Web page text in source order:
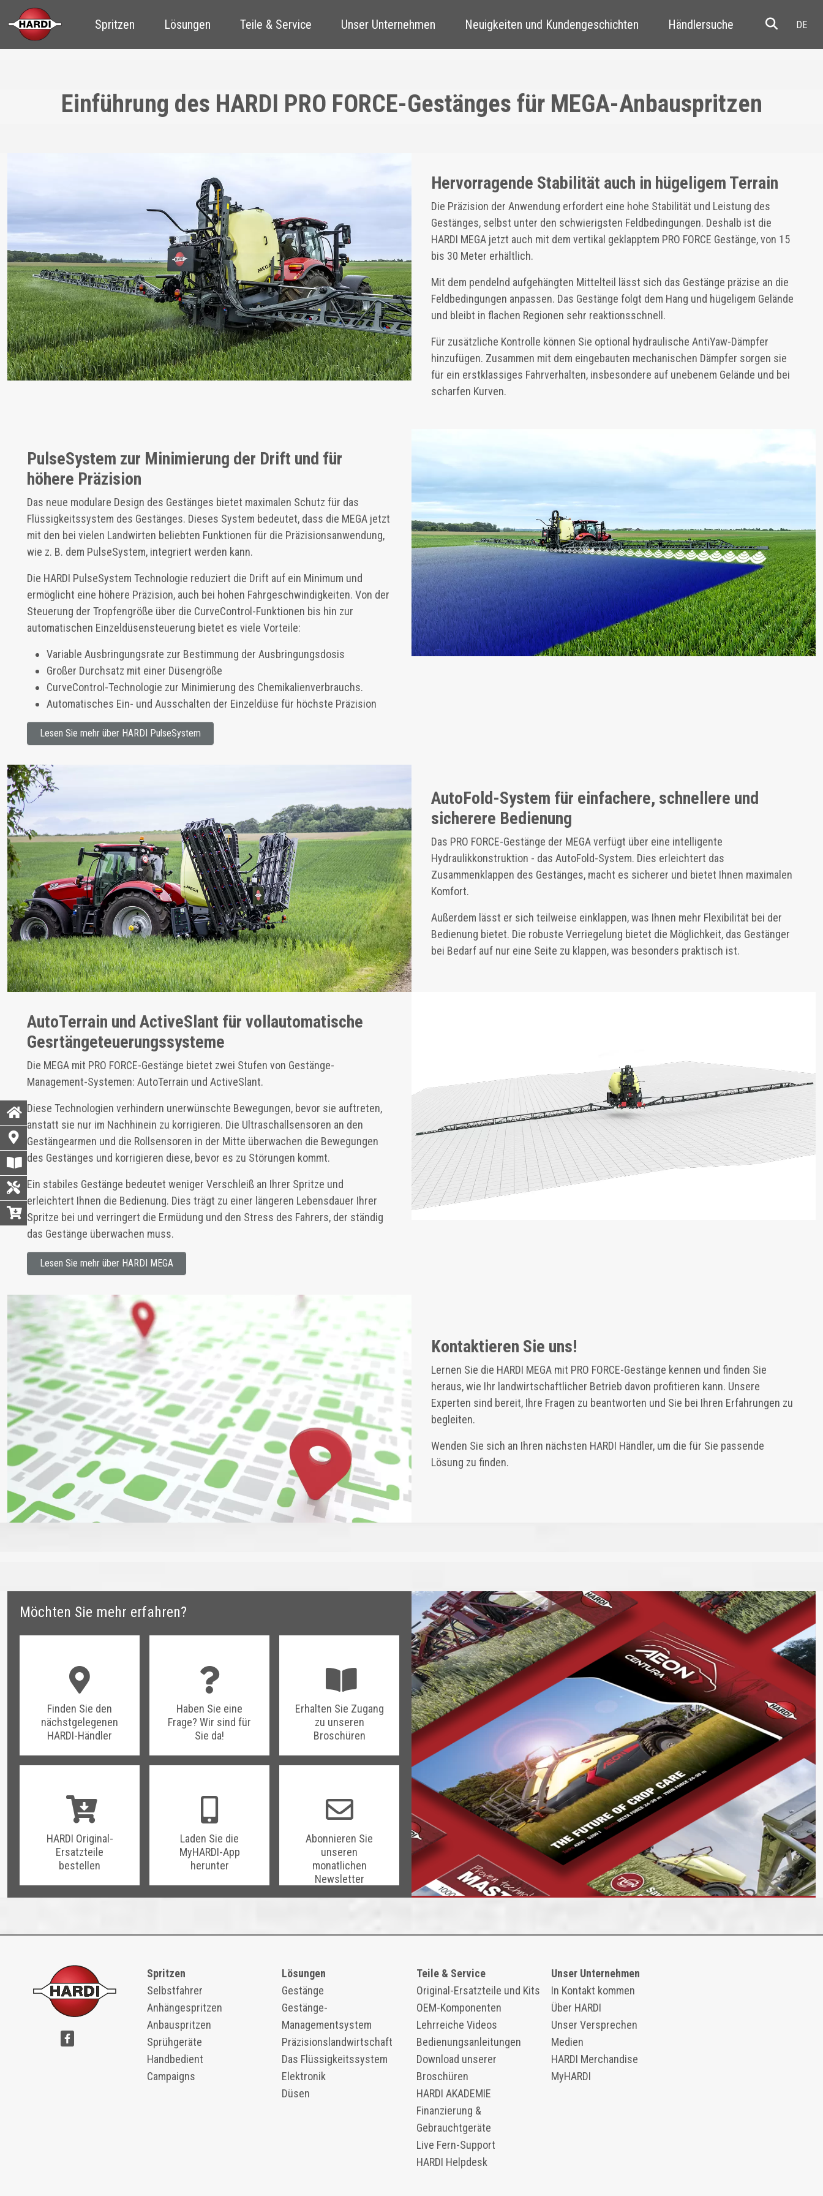
Spritzen Lösungen Teile & Service Unser Unternehmen Neuigkeiten und Kundengeschichten Händlersuche Resale
Einführung des HARDI PRO FORCE-Gestänges für MEGA-Anbauspritzen
Hervorragende Stabilität auch in hügeligem Terrain
Die Präzision der Anwendung erfordert eine hohe Stabilität und Leistung des
Gestänges, selbst unter den schwierigsten Feldbedingungen. Deshalb ist die
HARDI MEGA jetzt auch mit dem vertikal geklapptem PRO FORCE Gestänge, von 15
bis 30 Meter erhältlich.
Mit dem pendelnd aufgehängten Mittelteil lässt sich das Gestänge präzise an die
Feldbedingungen anpassen. Das Gestänge folgt dem Hang und hügeligem Gelände
und bleibt in flachen Regionen sehr reaktionsschnell.
Für zusätzliche Kontrolle können Sie optional hydraulische AntiYaw-Dämpfer
hinzufügen. Zusammen mit dem eingebauten mechanischen Dämpfer sorgen sie
für ein erstklassiges Fahrverhalten, insbesondere auf unebenem Gelände und bei
scharfen Kurven.
PulseSystem zur Minimierung der Drift und für
höhere Präzision
Das neue modulare Design des Gestänges bietet maximalen Schutz für das
Flüssigkeitssystem des Gestänges. Dieses System bedeutet, dass die MEGA jetzt
mit den bei vielen Landwirten beliebten Funktionen für die Präzisionsanwendung,
wie z. B. dem PulseSystem, integriert werden kann.
Die HARDI PulseSystem Technologie reduziert die Drift auf ein Minimum und
ermöglicht eine höhere Präzision, auch bei hohen Fahrgeschwindigkeiten. Von der
Steuerung der Tropfengröße über die CurveControl-Funktionen bis hin zur
automatischen Einzeldüsensteuerung bietet es viele Vorteile:
Variable Ausbringungsrate zur Bestimmung der Ausbringungsdosis
Großer Durchsatz mit einer Düsengröße
CurveControl-Technologie zur Minimierung des Chemikalienverbrauchs.
Automatisches Ein- und Ausschalten der Einzeldüse für höchste Präzision
Lesen Sie mehr über HARDI PulseSystem
AutoFold-System für einfachere, schnellere und
sicherere Bedienung
Das PRO FORCE-Gestänge der MEGA verfügt über eine intelligente
Hydraulikkonstruktion - das AutoFold-System. Dies erleichtert das
Zusammenklappen des Gestänges, macht es sicherer und bietet Ihnen maximalen
Komfort.
Außerdem lässt er sich teilweise einklappen, was Ihnen mehr Flexibilität bei der
Bedienung bietet. Die robuste Verriegelung bietet die Möglichkeit, das Gestänger
bei Bedarf auf nur eine Seite zu klappen, was besonders praktisch ist.
AutoTerrain und ActiveSlant für vollautomatische
Gesrtängeteuerungssysteme
Die MEGA mit PRO FORCE-Gestänge bietet zwei Stufen von Gestänge-
Management-Systemen: AutoTerrain und ActiveSlant.
Diese Technologien verhindern unerwünschte Bewegungen, bevor sie auftreten,
anstatt sie nur im Nachhinein zu korrigieren. Die Ultraschallsensoren an den
Gestängearmen und die Rollsensoren in der Mitte überwachen die Bewegungen
des Gestänges und korrigieren diese, bevor es zu Störungen kommt.
Ein stabiles Gestänge bedeutet weniger Verschleiß an Ihrer Spritze und
erleichtert Ihnen die Bedienung. Dies trägt zu einer längeren Lebensdauer Ihrer
Spritze bei und verringert die Ermüdung und den Stress des Fahrers, der ständig
das Gestänge überwachen muss.
Lesen Sie mehr über HARDI MEGA
Kontaktieren Sie uns!
Lernen Sie die HARDI MEGA mit PRO FORCE-Gestänge kennen und finden Sie
heraus, wie Ihr landwirtschaftlicher Betrieb davon profitieren kann. Unsere
Experten sind bereit, Ihre Fragen zu beantworten und Sie bei Ihren Erfahrungen zu
begleiten.
Wenden Sie sich an Ihren nächsten HARDI Händler, um die für Sie passende
Lösung zu finden.
Möchten Sie mehr erfahren?
Finden Sie den
nächstgelegenen
HARDI-Händler
Haben Sie eine
Frage? Wir sind für
Sie da!
Erhalten Sie Zugang
zu unseren
Broschüren
HARDI Original-
Ersatzteile
bestellen
Laden Sie die
MyHARDI-App
herunter
Abonnieren Sie
unseren
monatlichen
Newsletter
Spritzen
Selbstfahrer
Anhängespritzen
Anbauspritzen
Sprühgeräte
Handbedient
Campaigns
Lösungen
Gestänge
Gestänge-
Managementsystem
Präzisionslandwirtschaft
Das Flüssigkeitssystem
Elektronik
Düsen
Teile & Service
Original-Ersatzteile und Kits
OEM-Komponenten
​​Lehrreiche Videos
Bedienungsanleitungen
Download unserer
Broschüren
HARDI AKADEMIE
Finanzierung &
Gebrauchtgeräte
Live Fern-Support
HARDI Helpdesk
Unser Unternehmen
In Kontakt kommen
Über HARDI
Unser Versprechen
Medien
HARDI Merchandise
MyHARDI